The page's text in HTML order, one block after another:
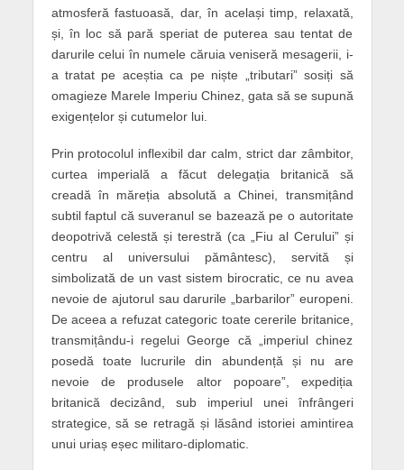
atmosferă fastuoasă, dar, în același timp, relaxată,
și, în loc să pară speriat de puterea sau tentat de
darurile celui în numele căruia veniseră mesagerii, i-
a tratat pe aceștia ca pe niște „tributari” sosiți să
omagieze Marele Imperiu Chinez, gata să se supună
exigențelor și cutumelor lui.
Prin protocolul inflexibil dar calm, strict dar zâmbitor,
curtea imperială a făcut delegația britanică să
creadă în măreția absolută a Chinei, transmițând
subtil faptul că suveranul se bazează pe o autoritate
deopotrivă celestă și terestră (ca „Fiu al Cerului” și
centru al universului pământesc), servită și
simbolizată de un vast sistem birocratic, ce nu avea
nevoie de ajutorul sau darurile „barbarilor” europeni.
De aceea a refuzat categoric toate cererile britanice,
transmițându-i regelui George că „imperiul chinez
posedă toate lucrurile din abundență și nu are
nevoie de produsele altor popoare”, expediția
britanică decizând, sub imperiul unei înfrângeri
strategice, să se retragă și lăsând istoriei amintirea
unui uriaș eșec militaro-diplomatic.